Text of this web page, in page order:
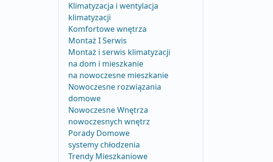
Klimatyzacja i wentylacja
klimatyzacji
Komfortowe wnętrza
Montaż I Serwis
Montaż i serwis klimatyzacji
na dom i mieszkanie
na nowoczesne mieszkanie
Nowoczesne rozwiązania
domowe
Nowoczesne Wnętrza
nowoczesnych wnętrz
Porady Domowe
systemy chłodzenia
Trendy Mieszkaniowe